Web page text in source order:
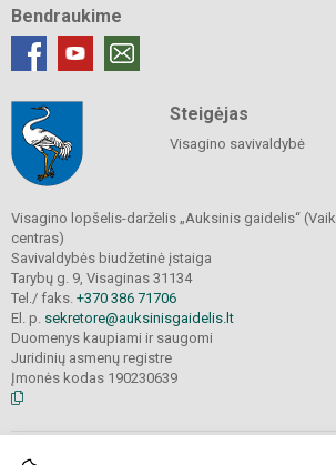
Bendraukime
Steigėjas
Visagino savivaldybė
Visagino lopšelis-darželis „Auksinis gaidelis“
centras)
Savivaldybės biudžetinė įstaiga
Tarybų g. 9, Visaginas 31134
Tel./ faks. +370 386 71706
El. p. sekretore@auksinisgaidelis.lt
Duomenys kaupiami ir saugomi
Juridinių asmenų registre
Įmonės kodas 190230639
© 2025. Visagino lopšelis-darželis „Auksinis gaidelis“